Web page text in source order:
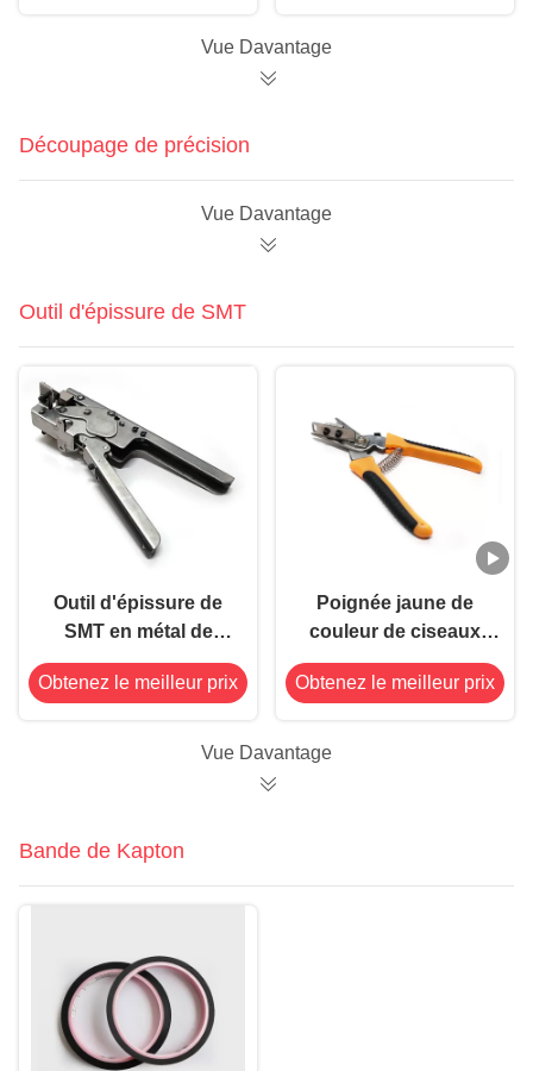
pochoir à hauteVue Davantage
Découpage de précision
Vue Davantage
Outil d'épissure de SMT
Outil d'épissure de
SMT en métal de
poignée en plastique
pour des bandes de
Obtenez le meilleur prix
Poignée jaune de
couleur de ciseaux
d'outil d'épissure de
SMT en métal de
positionnement
Obtenez le meilleur prix
Vue Davantage
Bande de Kapton